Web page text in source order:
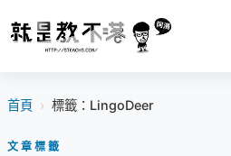
首頁 › 標籤：LingoDeer
文章標籤